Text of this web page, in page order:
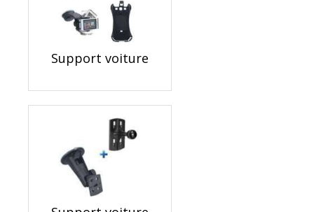
Support voiture